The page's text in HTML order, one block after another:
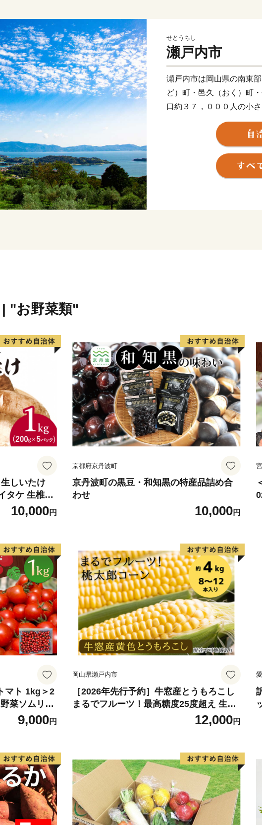
せとうちし
瀬戸内市
瀬戸内市は岡山県の南東
ど）町・邑久（おく）町
口約３７，０００人の小さ
江戸時代に朝鮮通信使の
部の牛窓町は多くの観光
ーブ園の高台から望む瀬
の心を癒してくれるでしょ
３町それぞれの魅力が詰
い。
"お野菜類"
しいたけ
タケ 生椎茸
きのこ 野
10,000円
京都府京丹波町
京丹波町の黒豆・和知黒の特産品詰め合
わせ
10,000円
マト 1kg＞2
菜ソムリエ
銀賞受
べてみらん
9,000円
岡山県瀬戸内市
［2026年先行予約］牛窓産とうもろこし
まるでフルーツ！最高糖度25度超え 生で
甘い、茹でて美味い！ 黄色 とうもろこし
「桃太郎コーン」約4kg（8〜12本入り）
12,000円